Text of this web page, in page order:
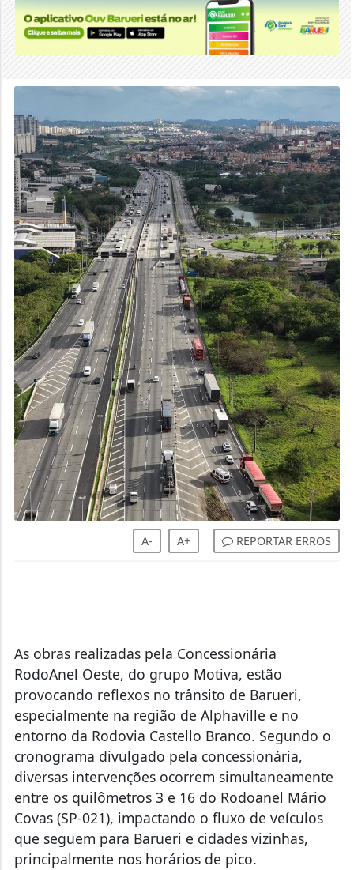
A- A+ REPORTAR ERROS
As obras realizadas pela Concessionária
RodoAnel Oeste, do grupo Motiva, estão
provocando reflexos no trânsito de Barueri,
especialmente na região de Alphaville e no
entorno da Rodovia Castello Branco. Segundo o
cronograma divulgado pela concessionária,
diversas intervenções ocorrem simultaneamente
entre os quilômetros 3 e 16 do Rodoanel Mário
Covas (SP-021), impactando o fluxo de veículos
que seguem para Barueri e cidades vizinhas,
principalmente nos horários de pico.